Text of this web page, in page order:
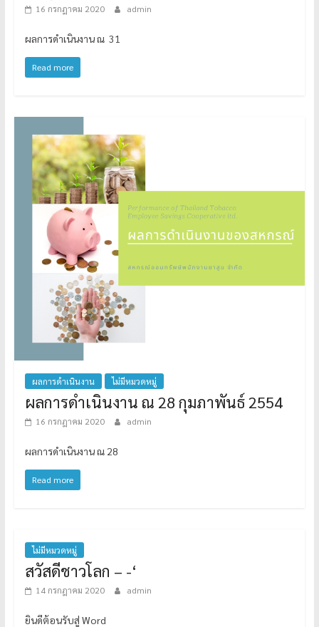
16 กรกฎาคม 2020 admin
ผลการดำเนินงาน ณ 31
Read more
ผลการดำเนินงาน ไม่มีหมวดหมู่
ผลการดำเนินงาน ณ 28 กุมภาพันธ์ 2554
16 กรกฎาคม 2020 admin
ผลการดำเนินงาน ณ 28
Read more
ไม่มีหมวดหมู่
สวัสดีชาวโลก – -‘
14 กรกฎาคม 2020 admin
ยินดีต้อนรับสู่ Word